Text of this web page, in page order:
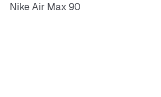
Nike Air Max 90